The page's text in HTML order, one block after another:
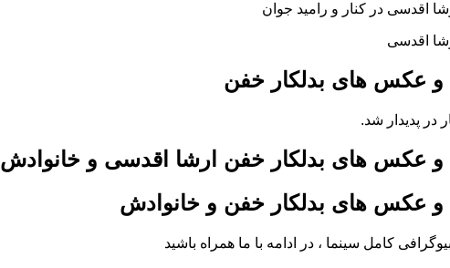
اقدسی در کنار و رامید جوان
اقدسی
و عکس های بدلکار خفن
در پدیدار شد.
و عکس های بدلکار خفن ارشا اقدسی و خانوادش
و عکس های بدلکار خفن و خانوادش
کامل سینما ، در ادامه با ما همراه باشید